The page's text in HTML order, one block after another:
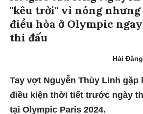
"kêu trời" vì nóng nhưng
điều hòa ở Olympic
thi đấu
Hải Đăng
Tay vợt Nguyễn Thùy Linh gặp
điều kiện thời tiết trước ngày
tại Olympic Paris 2024.